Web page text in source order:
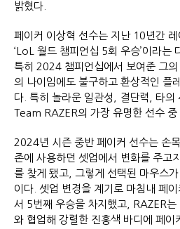
밝혔다.
페이커 이상혁 선수는 지난 10년간
‘LoL 월드 챔피언십 5회 우승’이라는
특히 2024 챔피언십에서 보여준 그
의 나이임에도 불구하고 환상적인 플
다. 특히 놀라운 일관성, 결단력, 타의
Team RAZER의 가장 유명한 선수 중
2024년 시즌 중반 페이커 선수는 손
존에 사용하던 셋업에서 변화를 주고
를 찾게 됐고, 그렇게 선택된 마우스
이다. 셋업 변경을 계기로 마침내 페
서 5번째 우승을 차지했고, RAZER는
와 협업해 강렬한 진홍색 바디에 페이